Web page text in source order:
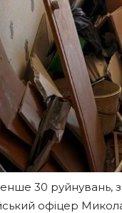
30 руйнувань, з
офіцер